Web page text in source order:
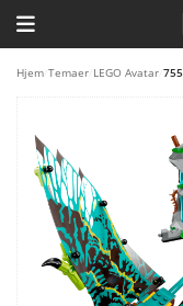
HJEM
BLOG
LEGO
Hjem Temaer LEGO Avatar